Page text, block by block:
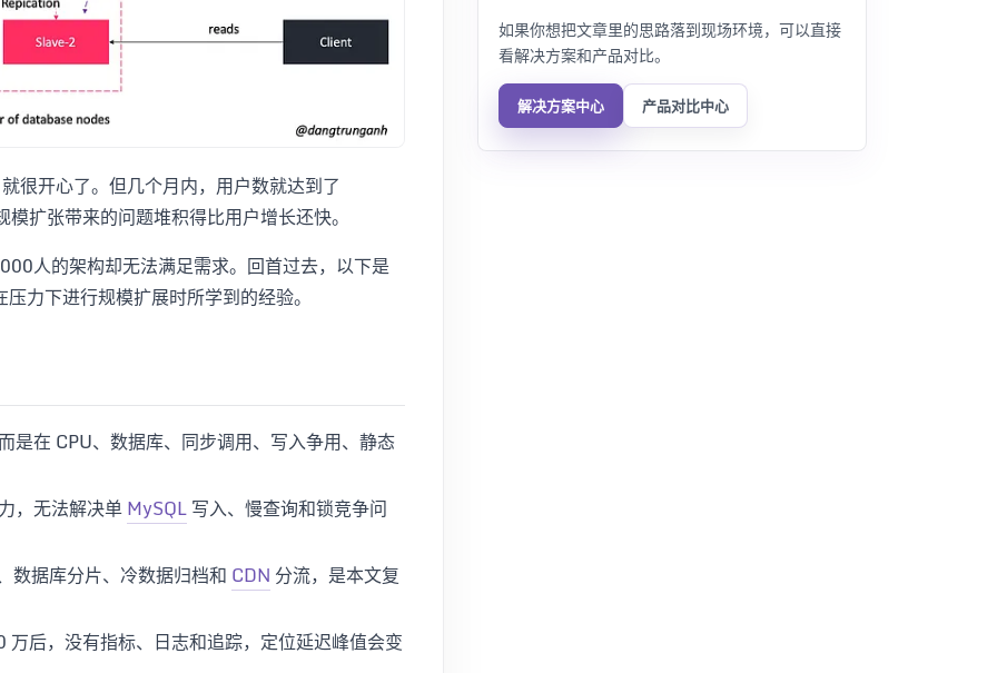
很开心了。但几个月内，用户数就达到了
扩张带来的问题堆积得比用户增长还快。
人的架构却无法满足需求。回首过去，以下是
力下进行规模扩展时所学到的经验。
是在 CPU、数据库、同步调用、写入争用、静态
，无法解决单MySQL写入、慢查询和锁竞争问
数据库分片、冷数据归档和 CDN 分流，是本文复
后，没有指标、日志和追踪，定位延迟峰值会变
如果你想把文章里的思路落到现场环境，可以直接
看解决方案和产品对比。
解决方案中心 产品对比中心